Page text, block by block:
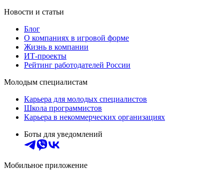
Новости и статьи
Блог
О компаниях в игровой форме
Жизнь в компании
ИТ-проекты
Рейтинг работодателей России
Молодым специалистам
Карьера для молодых специалистов
Школа программистов
Карьера в некоммерческих организациях
Боты для уведомлений
Мобильное приложение